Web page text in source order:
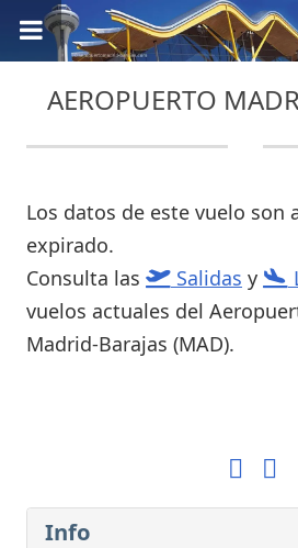
AEROPUERTO
Los datos de este vuelo son
expirado.
Consulta las
Salidas y
vuelos actuales del
Madrid-Barajas (MAD).
Info